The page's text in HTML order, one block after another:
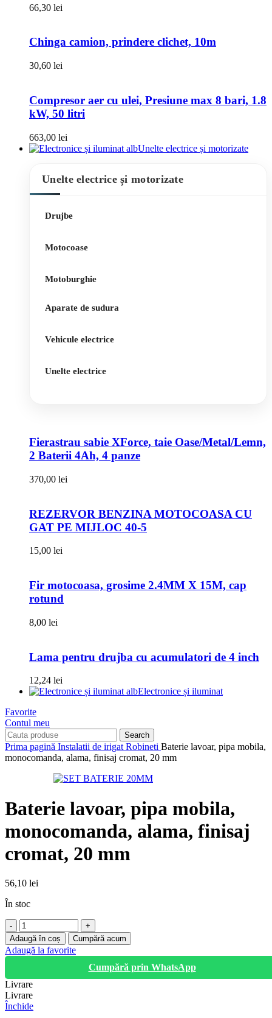
66,30 lei
Chinga camion, prindere clichet, 10m
30,60 lei
Compresor aer cu ulei, Presiune max 8 bari, 1.8
kW, 50 litri
663,00 lei
Unelte electrice și motorizate
Unelte electrice și motorizate
Drujbe
Motocoase
Motoburghie
Aparate de sudura
Vehicule electrice
Unelte electrice
Fierastrau sabie XForce, taie Oase/Metal/Lemn,
2 Baterii 4Ah, 4 panze
370,00 lei
REZERVOR BENZINA MOTOCOASA CU
GAT PE MIJLOC 40-5
15,00 lei
Fir motocoasa, grosime 2.4MM X 15M, cap
rotund
8,00 lei
Lama pentru drujba cu acumulatori de 4 inch
12,24 lei
Electronice și iluminat
Favorite
Contul meu
Search
Prima pagină Instalatii de irigat Robineti Baterie lavoar, pipa mobila,
monocomanda, alama, finisaj cromat, 20 mm
Baterie lavoar, pipa mobila,
monocomanda, alama, finisaj
cromat, 20 mm
56,10 lei
În stoc
Cantitate
Baterie
lavoar,
pipa
monocomanda,
alama,
finisaj
cromat,
Adaugă în coș Cumpără acum
Adaugă la favorite
Cumpără prin WhatsApp
Livrare
Livrare
Închide